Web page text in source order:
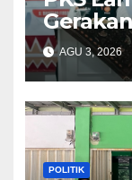
Sahabat
AGU 3, 2026
POLITIK